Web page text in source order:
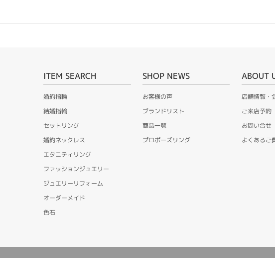
ITEM SEARCH
婚約指輪
結婚指輪
セットリング
婚約ネックレス
エタニティリング
ファッションジュエリー
ジュエリーリフォーム
オーダーメイド
色石
SHOP NEWS
お客様の声
ブランドリスト
商品一覧
プロポーズリング
ABOUT
店舗情報・
ご来店予約
お問い合せ
よくあるご